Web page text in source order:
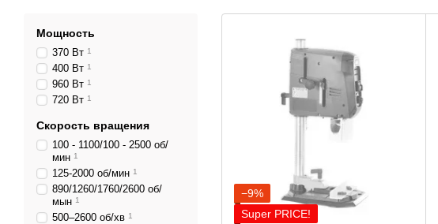
−9%
Super PRICE!
Мощность
370 Вт 1
400 Вт 1
960 Вт 1
720 Вт 1
Скорость вращения
100 - 1100/100 - 2500 об/
мин 1
125-2000 об/мин 1
890/1260/1760/2600 об/
мын 1
500–2600 об/хв 1